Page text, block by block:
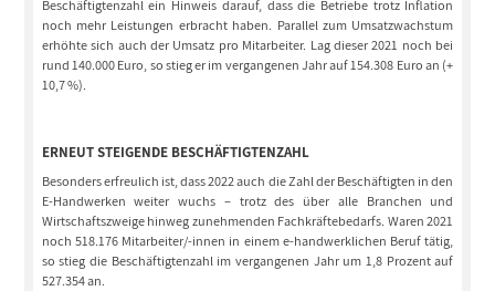
Beschäftigtenzahl ein Hinweis darauf, dass die Betriebe trotz Inflation
noch mehr Leistungen erbracht haben. Parallel zum Umsatzwachstum
erhöhte sich auch der Umsatz pro Mitarbeiter. Lag dieser 2021 noch bei
rund 140.000 Euro, so stieg er im vergangenen Jahr auf 154.308 Euro an (+
10,7 %).
ERNEUT STEIGENDE BESCHÄFTIGTENZAHL
Besonders erfreulich ist, dass 2022 auch die Zahl der Beschäftigten in den
E-Handwerken weiter wuchs – trotz des über alle Branchen und
Wirtschaftszweige hinweg zunehmenden Fachkräftebedarfs. Waren 2021
noch 518.176 Mitarbeiter/-innen in einem e-handwerklichen Beruf tätig,
so stieg die Beschäftigtenzahl im vergangenen Jahr um 1,8 Prozent auf
527.354 an.